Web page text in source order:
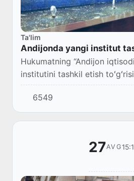
Ta'lim
Andijonda yangi institut
Hukumatning “Andijon
institutini tashkil etish
qilindi (516-son, 26.08.2020
6549
27AVG